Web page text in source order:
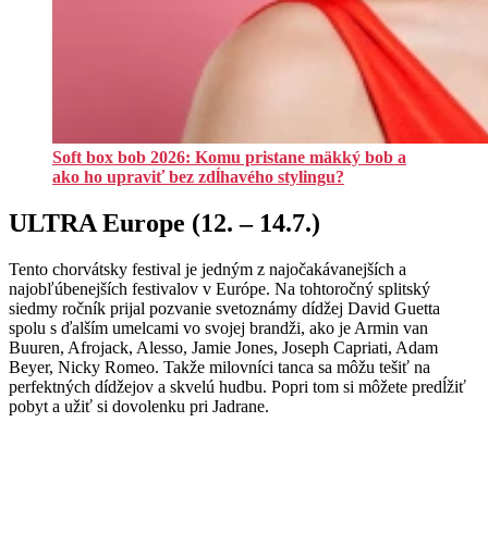
Soft box bob 2026: Komu pristane mäkký bob a
ako ho upraviť bez zdĺhavého stylingu?
ULTRA Europe (12. – 14.7.)
Tento chorvátsky festival je jedným z najočakávanejších a
najobľúbenejších festivalov v Európe. Na tohtoročný splitský
siedmy ročník prijal pozvanie svetoznámy dídžej David Guetta
spolu s ďalším umelcami vo svojej brandži, ako je Armin van
Buuren, Afrojack, Alesso, Jamie Jones, Joseph Capriati, Adam
Beyer, Nicky Romeo. Takže milovníci tanca sa môžu tešiť na
perfektných dídžejov a skvelú hudbu. Popri tom si môžete predĺžiť
pobyt a užiť si dovolenku pri Jadrane.